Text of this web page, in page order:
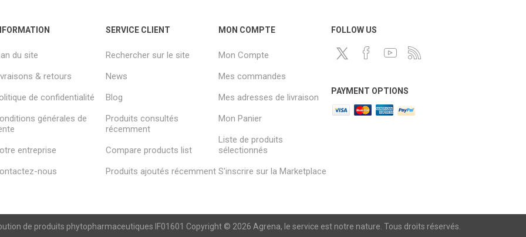
du site
& retours
de confidentialité
générales de
entreprise
nous
SERVICE CLIENT
Rechercher sur le site
News
Blog
Produits consultés
récemment
Compare products list
Produits ajoutés récemment
MON COMPTE
Mon Compte
Mes commandes
Mes adresses de livraison
Mon Panier
Liste de produits
sélectionnés
S'inscrire sur la Marketplace
FOLLOW US
PAYMENT OPTIONS
de produits phytopharmaceutiques IF01601 Copyright © 2026 Agrena, le service est notre nature. Tous droits réservés.